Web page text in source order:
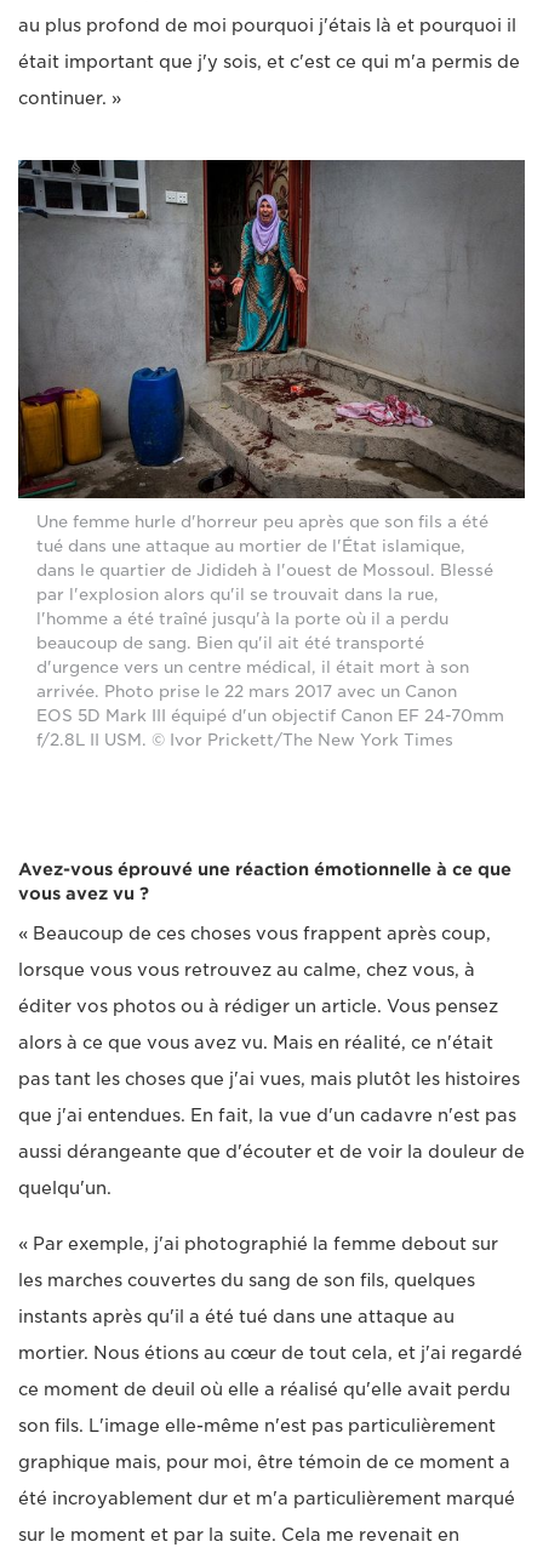
au plus profond de moi pourquoi j'étais là et pourquoi il
était important que j'y sois, et c'est ce qui m'a permis de
continuer. »
Une femme hurle d'horreur peu après que son fils a été
tué dans une attaque au mortier de l'État islamique,
dans le quartier de Jidideh à l'ouest de Mossoul. Blessé
par l'explosion alors qu'il se trouvait dans la rue,
l'homme a été traîné jusqu'à la porte où il a perdu
beaucoup de sang. Bien qu'il ait été transporté
d'urgence vers un centre médical, il était mort à son
arrivée. Photo prise le 22 mars 2017 avec un Canon
EOS 5D Mark III équipé d'un objectif Canon EF 24-70mm
f/2.8L II USM. © Ivor Prickett/The New York Times
Avez-vous éprouvé une réaction émotionnelle à ce que
vous avez vu ?
« Beaucoup de ces choses vous frappent après coup,
lorsque vous vous retrouvez au calme, chez vous, à
éditer vos photos ou à rédiger un article. Vous pensez
alors à ce que vous avez vu. Mais en réalité, ce n'était
pas tant les choses que j'ai vues, mais plutôt les histoires
que j'ai entendues. En fait, la vue d'un cadavre n'est pas
aussi dérangeante que d'écouter et de voir la douleur de
quelqu'un.
« Par exemple, j'ai photographié la femme debout sur
les marches couvertes du sang de son fils, quelques
instants après qu'il a été tué dans une attaque au
mortier. Nous étions au cœur de tout cela, et j'ai regardé
ce moment de deuil où elle a réalisé qu'elle avait perdu
son fils. L'image elle-même n'est pas particulièrement
graphique mais, pour moi, être témoin de ce moment a
été incroyablement dur et m'a particulièrement marqué
sur le moment et par la suite. Cela me revenait en